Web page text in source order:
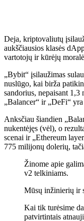
Deja, kriptovaliutų
aukščiausios klasės
vartotojų ir kūrėjų
„Bybit“ įsilaužimas
nuslūgo, kai birža
sandorius, nepaisant
„Balancer“ ir „DeFi“
Anksčiau šiandien
nukentėjęs (vėl), o
scenai ir „Ethereum
775 milijonų dolerių,
Žinome apie
v2 telkiniams.
Mūsų inžinierių ir
Kai tik turėsime
patvirtintais